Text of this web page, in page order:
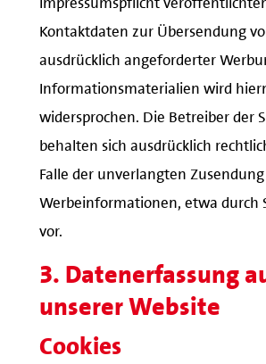
Kontaktdaten zur Übersendung
ausdrücklich angeforderter
Informationsmaterialien wird
widersprochen. Die Betreiber der
behalten sich ausdrücklich
Falle der unverlangten Zusendung
Werbeinformationen, etwa durch
vor.
3. Datenerfassung
unserer Website
Cookies